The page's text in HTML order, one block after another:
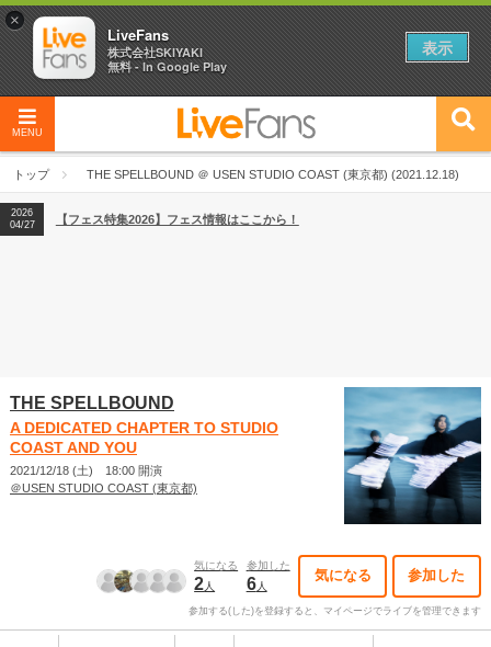
MENU
トップ THE SPELLBOUND ＠ USEN STUDIO COAST (東京都) (2021.12.18)
2026
04/27
2026
【ライブ動員ランキング】2026年上半期編発表！
2026
04/27
【フェス特集2026】フェス情報はここから！
THE SPELLBOUND
A DEDICATED CHAPTER TO STUDIO
COAST AND YOU
2021/12/18 (土) 18:00 開演
＠USEN STUDIO COAST (東京都)
気になる
2人
参加した
6人
気になる 参加した
参加する(した)を登録すると、マイページでライブを管理できます
×
LiveFans
株式会社SKIYAKI
無料 - In Google Play
表示